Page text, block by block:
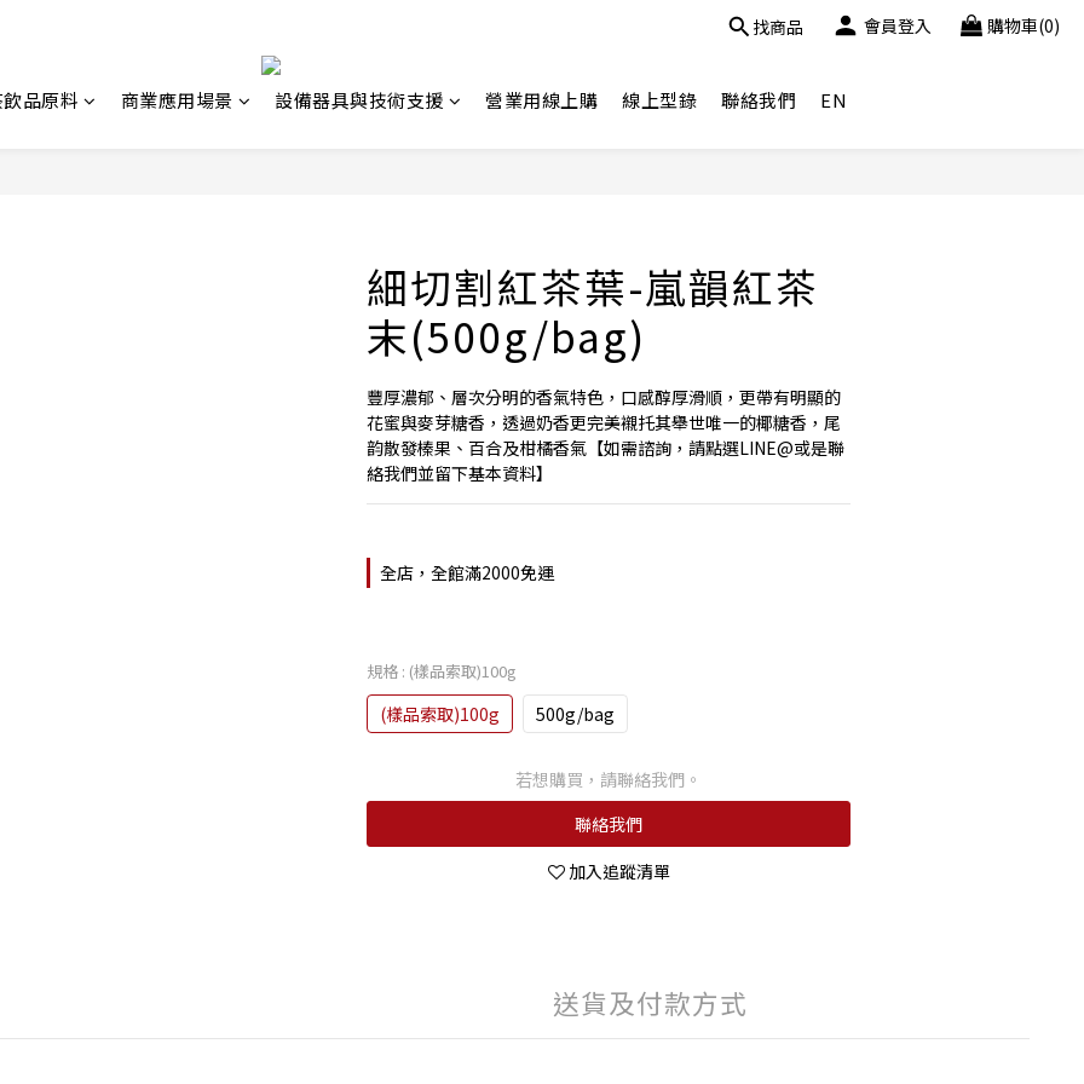
找商品 會員登入 購物車(0)
品原料 商業應用場景 設備器具與技術支援 營業用線上購 線上型錄 聯絡我們 EN
細切割紅茶葉-嵐韻紅茶
末(500g/bag)
豐厚濃郁、層次分明的香氣特色，口感醇厚滑順，更帶有明顯的
花蜜與麥芽糖香，透過奶香更完美襯托其舉世唯一的椰糖香，尾
韵散發榛果、百合及柑橘香氣【如需諮詢，請點選LINE@或是聯
絡我們並留下基本資料】
全店，全館滿2000免運
規格 : (樣品索取)100g
(樣品索取)100g 500g/bag
若想購買，請聯絡我們。
聯絡我們
加入追蹤清單
送貨及付款方式